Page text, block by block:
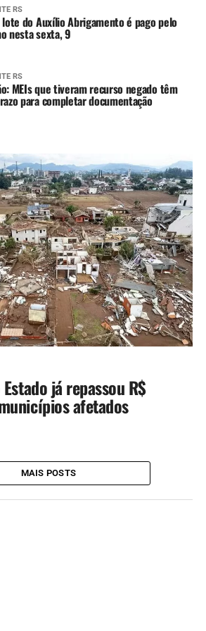
RS
do Auxílio Abrigamento é pago pelo
nesta sexta, 9
RS
MEIs que tiveram recurso negado têm
para completar documentação
já repassou R$
afetados
MAIS POSTS